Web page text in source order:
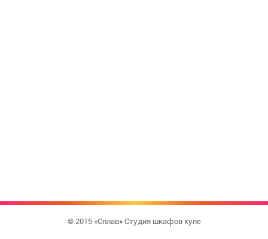
© 2015 «Сплав» Студия шкафов купе